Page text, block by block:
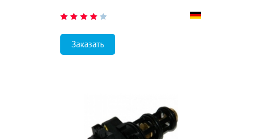
Заказать